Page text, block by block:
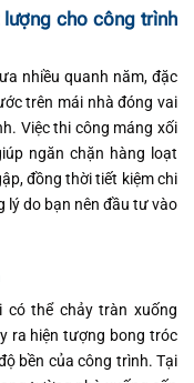
cho công trình
nhiều quanh năm, đặc
trên mái nhà đóng vai
Việc thi công máng xối
ngăn chặn hàng loạt
đồng thời tiết kiệm chi
lý do bạn nên đầu tư vào
thể chảy tràn xuống
ra hiện tượng bong tróc
bền của công trình. Tại